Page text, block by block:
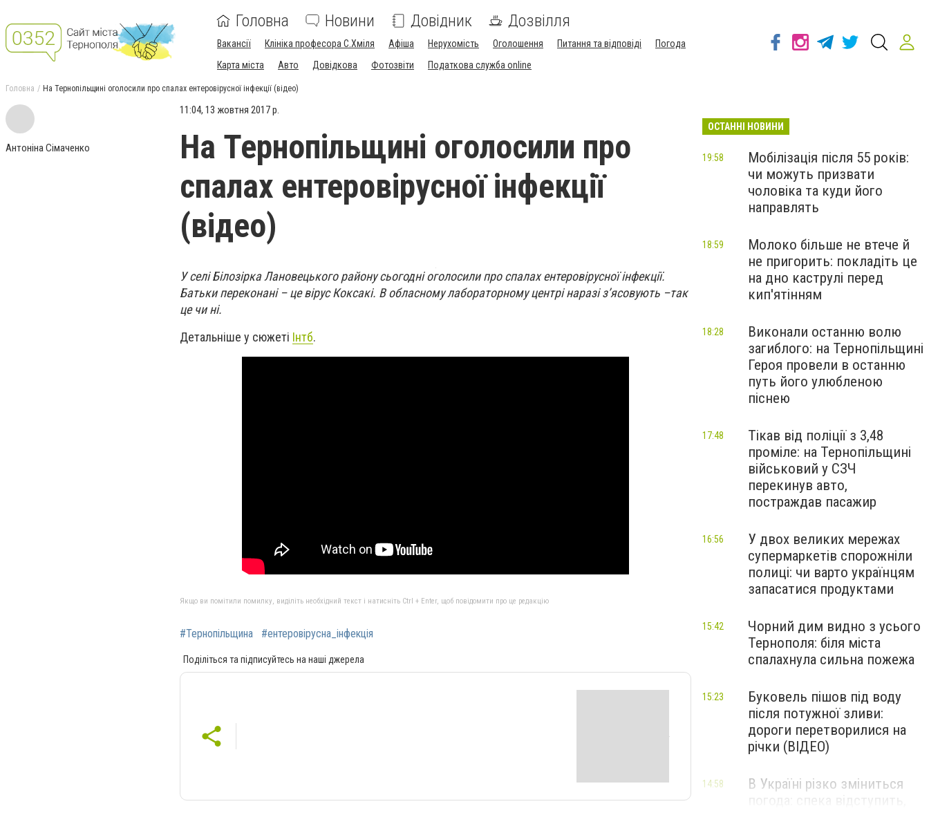
Головна Новини Довідник Дозвілля
Вакансії Клініка професора С.Хміля Афіша Нерухомість Оголошення Питання та відповіді
Погода
Карта міста
Авто Довідкова Фотозвіти Податкова служба online
Головна На Тернопільщині оголосили про спалах ентеровірусної інфекції (відео)
Антоніна Сімаченко
11:04, 13 жовтня 2017 р.
На Тернопільщині оголосили про
спалах ентеровірусної інфекції
(відео)
У селі Білозірка Лановецького району сьогодні оголосили про спалах ентеровірусної інфекції.
Батьки переконані – це вірус Коксакі. В обласному лабораторному центрі наразі з’ясовують –так
це чи ні.
Детальніше у сюжеті Інтб.
Якщо ви помітили помилку, виділіть необхідний текст і натисніть Ctrl + Enter, щоб повідомити про це редакцію
#Тернопільщина #ентеровірусна_інфекція
Поділіться та підписуйтесь на наші джерела
ОСТАННІ НОВИНИ
Мобілізація після 55 років:
чи можуть призвати
чоловіка та куди його
направлять
19:58
Молоко більше не втече й
не пригорить: покладіть це
на дно каструлі перед
кип'ятінням
18:59
Виконали останню волю
загиблого: на Тернопільщині
Героя провели в останню
путь його улюбленою
піснею
18:28
Тікав від поліції з 3,48
проміле: на Тернопільщині
військовий у СЗЧ
перекинув авто,
постраждав пасажир
17:48
У двох великих мережах
супермаркетів спорожніли
полиці: чи варто українцям
запасатися продуктами
16:56
Чорний дим видно з усього
Тернополя: біля міста
спалахнула сильна пожежа
15:42
Буковель пішов під воду
після потужної зливи:
дороги перетворилися на
річки (ВІДЕО)
15:23
В Україні різко зміниться
14:58